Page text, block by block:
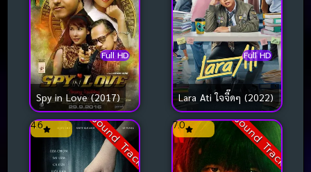
Full HD
Spy in Love (2017)
Full HD
Lara Ati ใจจี๊ดๆ (2022)
Sound Track
4.6 Sound Track
7.0